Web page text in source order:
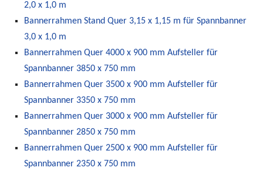
2,0 x 1,0 m
Bannerrahmen Stand Quer 3,15 x 1,15 m für Spannbanner
3,0 x 1,0 m
Bannerrahmen Quer 4000 x 900 mm Aufsteller für
Spannbanner 3850 x 750 mm
Bannerrahmen Quer 3500 x 900 mm Aufsteller für
Spannbanner 3350 x 750 mm
Bannerrahmen Quer 3000 x 900 mm Aufsteller für
Spannbanner 2850 x 750 mm
Bannerrahmen Quer 2500 x 900 mm Aufsteller für
Spannbanner 2350 x 750 mm